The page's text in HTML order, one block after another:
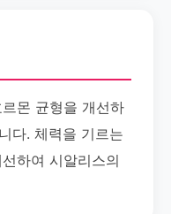
몬 균형을 개선하
다. 체력을 기르는
하여 시알리스의